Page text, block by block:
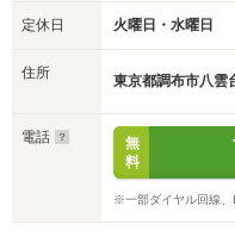
定休日 火曜日・水曜日
住所 東京都調布市八雲
電話
無
料
※一部ダイヤル回線、